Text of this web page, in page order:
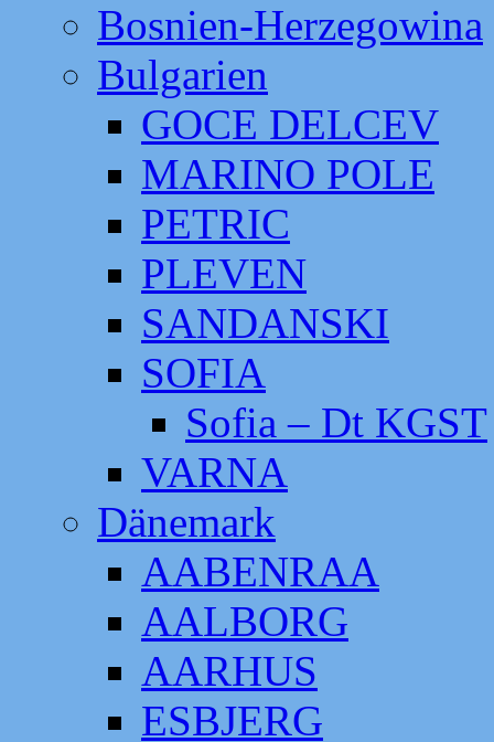
Bosnien-Herzegowina
Bulgarien
GOCE DELCEV
MARINO POLE
PETRIC
PLEVEN
SANDANSKI
SOFIA
Sofia – Dt KGST
VARNA
Dänemark
AABENRAA
AALBORG
AARHUS
ESBJERG